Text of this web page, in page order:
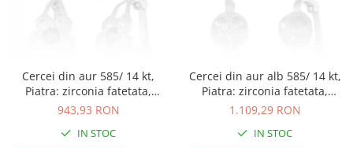
Cercei din aur 585/ 14 kt,
Piatra: zirconia fatetata,
Culoare: fucsia si transparent
943,93 RON
IN STOC
Cercei din aur alb 585/ 14 kt,
Piatra: zirconia fatetata,
Culoare: albastru
1.109,29 RON
IN STOC